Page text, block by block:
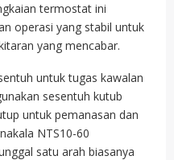
termostat ini
operasi yang stabil untuk
yang mencabar.
untuk tugas kawalan
sesentuh kutub
untuk pemanasan dan
NTS10-60
satu arah biasanya